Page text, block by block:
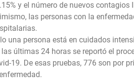
y el número de nuevos contagios
las personas con la
una persona está en cuidados
las últimas 24 horas se reportó el
19. De esas pruebas, 776 son por